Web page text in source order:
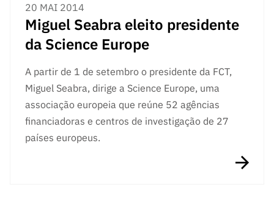
Denúncia
PRR –
“Ciência +
Digital” e
“Ciência +
20 MAI 2014
Miguel Seabra eleito presidente
da Science Europe
A partir de 1 de setembro o presidente da FCT,
Miguel Seabra, dirige a Science Europe, uma
associação europeia que reúne 52 agências
financiadoras e centros de investigação de 27
países europeus.